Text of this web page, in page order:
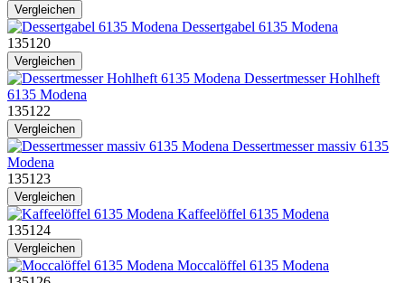
Vergleichen
Dessertgabel 6135 Modena
135120
Vergleichen
Dessertmesser Hohlheft
6135 Modena
135122
Vergleichen
Dessertmesser massiv 6135
Modena
135123
Vergleichen
Kaffeelöffel 6135 Modena
135124
Vergleichen
Moccalöffel 6135 Modena